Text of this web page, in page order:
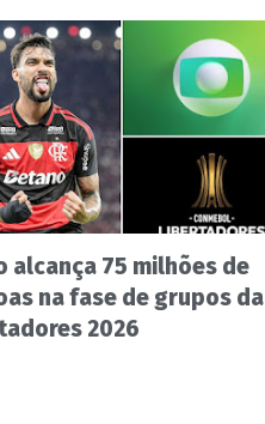
alcança 75 milhões de
na fase de grupos da
2026